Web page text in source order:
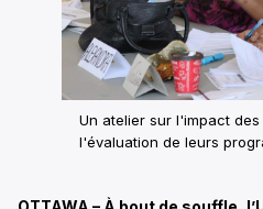
Un atelier sur l'impact des
l'évaluation de leurs